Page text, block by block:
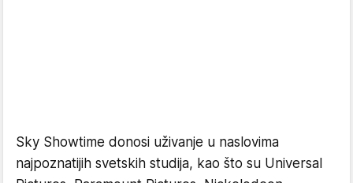
Sky Showtime donosi uživanje u naslovima
najpoznatijih svetskih studija, kao što su Universal